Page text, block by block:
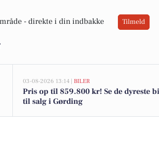
- direkte i din indbakke Tilmeld
03-08-2026 13:14 | BILER
Pris op til 859.800 kr! Se de dyreste
til salg i Gørding